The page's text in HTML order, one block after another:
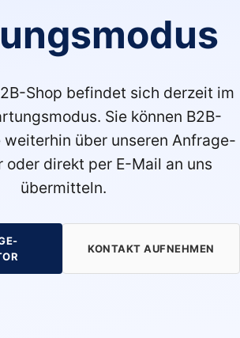
Shop befindet sich derzeit im
Sie können B2B-
über unseren Anfrage-
oder direkt per E-Mail an uns
übermitteln.
KONTAKT AUFNEHMEN